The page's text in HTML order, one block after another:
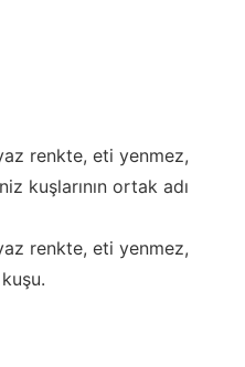
renkte, eti yenmez,
kuşlarının ortak adı
renkte, eti yenmez,